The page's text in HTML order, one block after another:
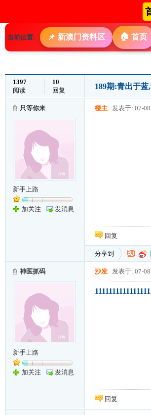
当前位置: 📌 新澳门资料区 🏠 首页
1397
阅读
10
回复
189期:青出于
只等你来
新手上路
加关注 发消息
楼主 发表于: 07-08
回复
分享到
神医抓码
新手上路
加关注 发消息
沙发 发表于: 07-08
回复